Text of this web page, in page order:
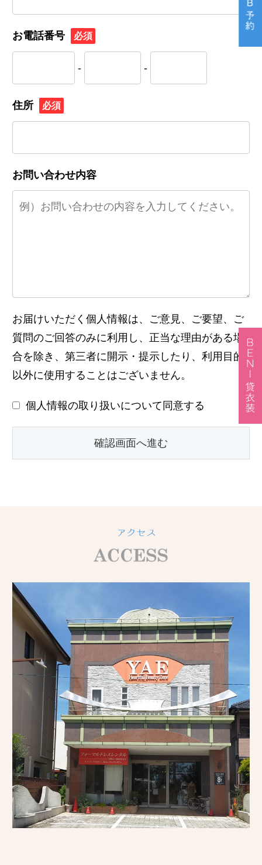
お電話番号 必須
- -
住所 必須
お問い合わせ内容
お届けいただく個人情報は、ご意見、ご要望、ご
質問のご回答のみに利用し、正当な理由がある場
合を除き、第三者に開示・提示したり、利用目的
以外に使用することはございません。
個人情報の取り扱いについて同意する